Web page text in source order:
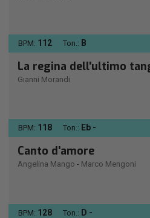
BPM: 112 Ton.: B
La regina dell'ultimo
Gianni Morandi
BPM: 118 Ton.: Eb -
Canto d'amore
Angelina Mango - Marco Mengoni
BPM: 128 Ton.: D -